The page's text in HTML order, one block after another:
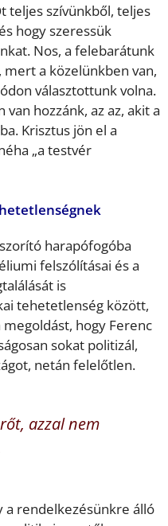
teljes szívünkből, teljes
hogy szeressük
Nos, a felebarátunk
mert a közelünkben van,
választottunk volna.
hozzánk, az az, akit a
Krisztus jön el a
„a testvér
harapófogóba
felszólításai és a
is
tehetetlenség között,
hogy Ferenc
sokat politizál,
netán felelőtlen.
azzal nem
a rendelkezésünkre álló